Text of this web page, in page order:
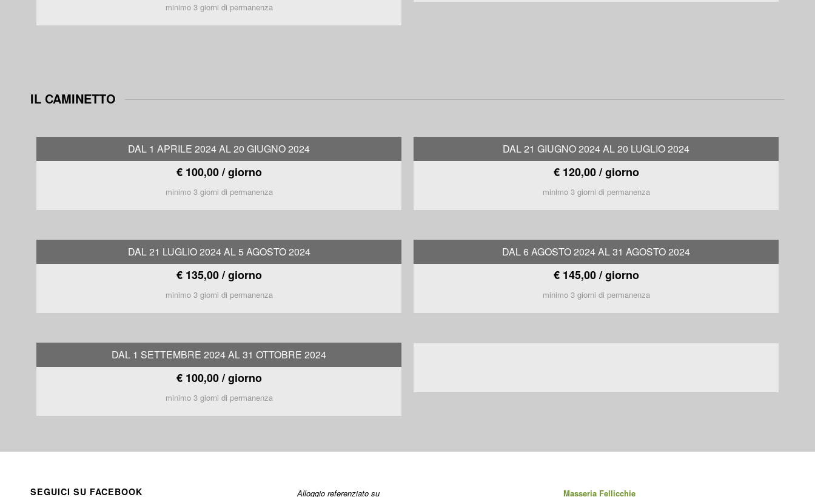
minimo 3 giorni di permanenza
IL CAMINETTO
DAL 1 APRILE 2024 AL 20 GIUGNO 2024
€ 100,00 / giorno
minimo 3 giorni di permanenza
DAL 21 GIUGNO 2024 AL 20 LUGLIO 2024
€ 120,00 / giorno
minimo 3 giorni di permanenza
DAL 21 LUGLIO 2024 AL 5 AGOSTO 2024
€ 135,00 / giorno
minimo 3 giorni di permanenza
DAL 6 AGOSTO 2024 AL 31 AGOSTO 2024
€ 145,00 / giorno
minimo 3 giorni di permanenza
DAL 1 SETTEMBRE 2024 AL 31 OTTOBRE 2024
€ 100,00 / giorno
minimo 3 giorni di permanenza
SEGUICI SU FACEBOOK Alloggio referenziato su Masseria Fellicchie